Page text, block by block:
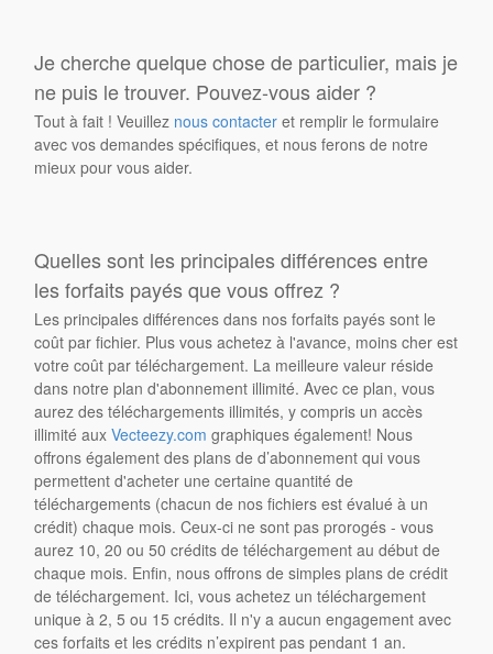
Je cherche quelque chose de particulier, mais je
ne puis le trouver. Pouvez-vous aider ?
Tout à fait ! Veuillez nous contacter et remplir le formulaire
avec vos demandes spécifiques, et nous ferons de notre
mieux pour vous aider.
Quelles sont les principales différences entre
les forfaits payés que vous offrez ?
Les principales différences dans nos forfaits payés sont le
coût par fichier. Plus vous achetez à l'avance, moins cher est
votre coût par téléchargement. La meilleure valeur réside
dans notre plan d'abonnement illimité. Avec ce plan, vous
aurez des téléchargements illimités, y compris un accès
illimité auxVecteezy.com graphiques également! Nous
offrons également des plans de d’abonnement qui vous
permettent d'acheter une certaine quantité de
téléchargements (chacun de nos fichiers est évalué à un
crédit) chaque mois. Ceux-ci ne sont pas prorogés - vous
aurez 10, 20 ou 50 crédits de téléchargement au début de
chaque mois. Enfin, nous offrons de simples plans de crédit
de téléchargement. Ici, vous achetez un téléchargement
unique à 2, 5 ou 15 crédits. Il n'y a aucun engagement avec
ces forfaits et les crédits n’expirent pas pendant 1 an.